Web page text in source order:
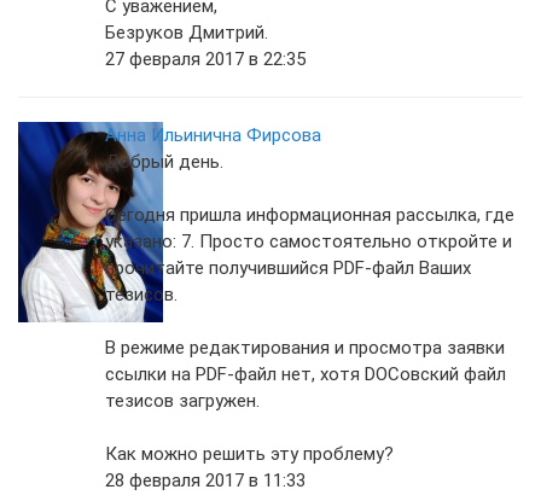
С уважением,
Безруков Дмитрий.
27 февраля 2017 в 22:35
Анна Ильинична Фирсова
Добрый день.
Сегодня пришла информационная рассылка, где
указано: 7. Просто самостоятельно откройте и
прочитайте получившийся PDF-файл Ваших
тезисов.
В режиме редактирования и просмотра заявки
ссылки на PDF-файл нет, хотя DOCовский файл
тезисов загружен.
Как можно решить эту проблему?
28 февраля 2017 в 11:33